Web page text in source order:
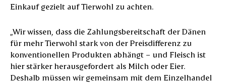
Einkauf gezielt auf Tierwohl zu achten.
„Wir wissen, dass die Zahlungsbereitschaft der Dänen
für mehr Tierwohl stark von der Preisdifferenz zu
konventionellen Produkten abhängt – und Fleisch ist
hier stärker herausgefordert als Milch oder Eier.
Deshalb müssen wir gemeinsam mit dem Einzelhandel